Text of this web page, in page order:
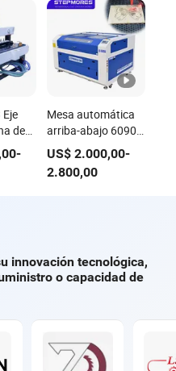
de
y-
Mesa automática
arriba-abajo 6090
1390 1610 100W
150W 180W CNC
CO2 cortadora
plástico
US$ 2.000,00-
2.800,00
innovación tecnológica,
o capacidad de